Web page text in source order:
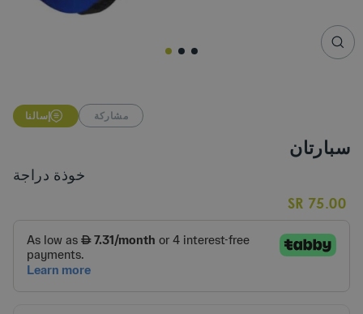
مشاركة إسالنا
سبارتان
خوذة دراجة
75.00 SR